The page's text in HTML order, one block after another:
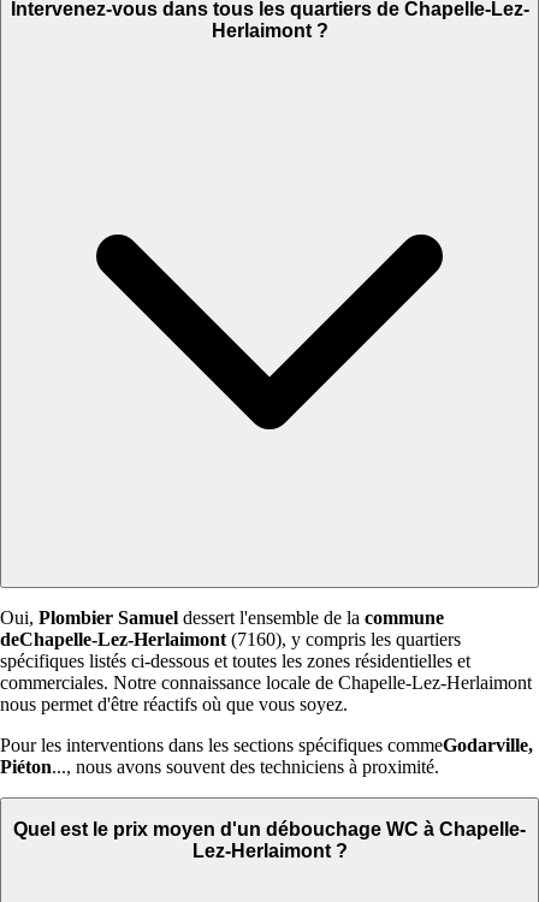
Intervenez-vous dans tous les quartiers de Chapelle-Lez-
Herlaimont ?
Oui, Plombier Samuel dessert l'ensemble de la commune
deChapelle-Lez-Herlaimont (7160), y compris les quartiers
spécifiques listés ci-dessous et toutes les zones résidentielles et
commerciales. Notre connaissance locale de Chapelle-Lez-Herlaimont
nous permet d'être réactifs où que vous soyez.
Pour les interventions dans les sections spécifiques commeGodarville,
Piéton..., nous avons souvent des techniciens à proximité.
Quel est le prix moyen d'un débouchage WC à Chapelle-
Lez-Herlaimont ?